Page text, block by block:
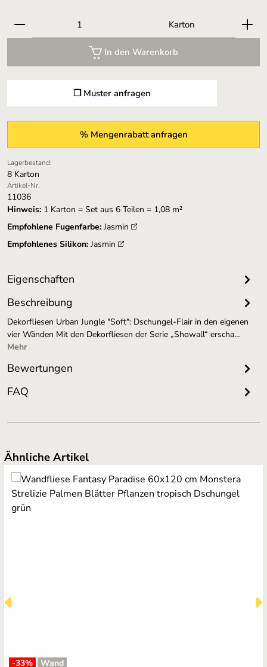
❐ Muster anfragen
Produkt Anzahl: Gib den gewünschten Wert ein
Karton
In den Warenkorb
% Mengenrabatt anfragen
Lagerbestand:
8 Karton
Artikel-Nr.
11036
Hinweis:1 Karton = Set aus 6 Teilen = 1,08 m²
Empfohlene Fugenfarbe: Jasmin
Empfohlenes Silikon: Jasmin
Eigenschaften
Beschreibung
Dekorfliesen Urban Jungle "Soft": Dschungel-Flair in den eigenen
vier Wänden Mit den Dekorfliesen der Serie „Showall“ erscha…
Mehr
Bewertungen
FAQ
Produktgalerie überspringen
Ähnliche Artikel
-33% Wand